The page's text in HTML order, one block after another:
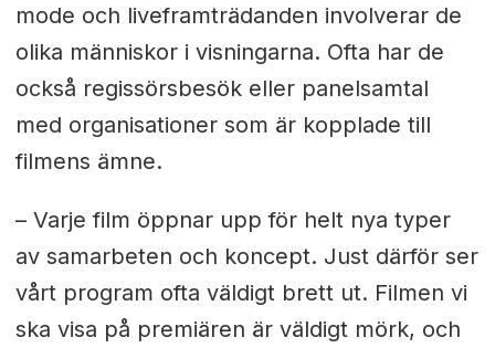
mode och liveframträdanden involverar de
olika människor i visningarna. Ofta har de
också regissörsbesök eller panelsamtal
med organisationer som är kopplade till
filmens ämne.
– Varje film öppnar upp för helt nya typer
av samarbeten och koncept. Just därför ser
vårt program ofta väldigt brett ut. Filmen vi
ska visa på premiären är väldigt mörk, och